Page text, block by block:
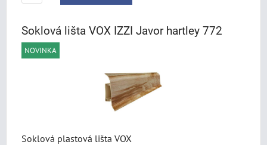
Soklová lišta VOX IZZI Javor hartley 772
NOVINKA
Soklová plastová lišta VOX